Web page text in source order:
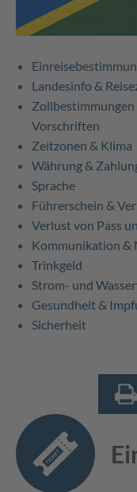
Landesinfo &
Vorschriften
Zeitzonen & Klima
Währung &
Sprache
Führerschein &
Verlust von Pass
Kommunikation &
Trinkgeld
Strom- und
Gesundheit &
Sicherheit